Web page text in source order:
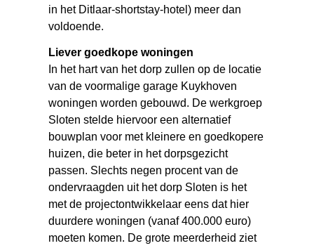
in het Ditlaar-shortstay-hotel) meer dan
voldoende.
Liever goedkope woningen
In het hart van het dorp zullen op de locatie
van de voormalige garage Kuykhoven
woningen worden gebouwd. De werkgroep
Sloten stelde hiervoor een alternatief
bouwplan voor met kleinere en goedkopere
huizen, die beter in het dorpsgezicht
passen. Slechts negen procent van de
ondervraagden uit het dorp Sloten is het
met de projectontwikkelaar eens dat hier
duurdere woningen (vanaf 400.000 euro)
moeten komen. De grote meerderheid ziet